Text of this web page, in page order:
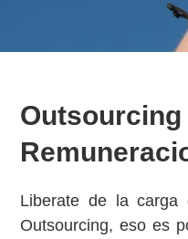
Liberate de la carga
Outsourcing, eso es